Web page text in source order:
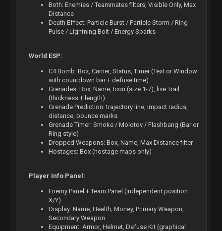
Both: Enemies / Teammates filters, Visible Only, Max
Distance
Death Effect: Particle Burst / Particle Storm / Ring
Pulse / Lightning Bolt / Energy Sparks
World ESP:
C4 Bomb: Box, Carrier, Status, Timer (Text or Window
with countdown bar + defuse time)
Grenades: Box, Name, Icon (size 1-7), live Trail
(thickness + length)
Grenade Prediction: trajectory line, impact radius,
distance, bounce marks
Grenade Timer: Smoke / Molotov / Flashbang (Bar or
Ring style)
Dropped Weapons: Box, Name, Max Distance filter
Hostages: Box (hostage maps only)
Player Info Panel:
Enemy Panel + Team Panel (independent position
X/Y)
Display: Name, Health, Money, Primary Weapon,
Secondary Weapon
Equipment: Armor, Helmet, Defuse Kit (graphical